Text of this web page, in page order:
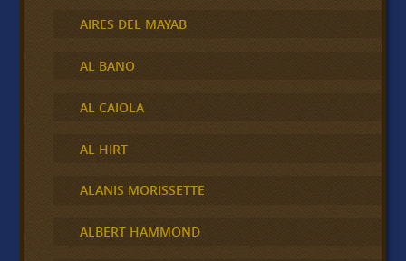
AIRES DEL MAYAB
AL BANO
AL CAIOLA
AL HIRT
ALANIS MORISSETTE
ALBERT HAMMOND